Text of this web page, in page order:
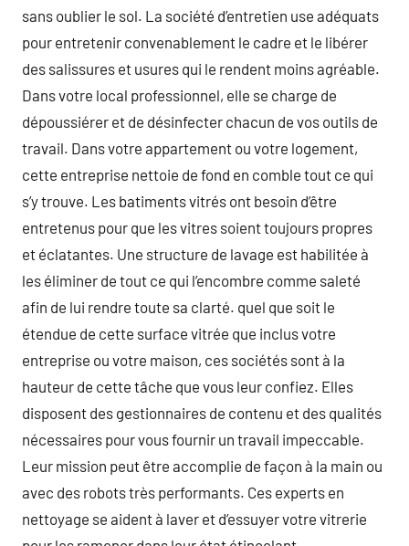
sans oublier le sol. La société d’entretien use adéquats
pour entretenir convenablement le cadre et le libérer
des salissures et usures qui le rendent moins agréable.
Dans votre local professionnel, elle se charge de
dépoussiérer et de désinfecter chacun de vos outils de
travail. Dans votre appartement ou votre logement,
cette entreprise nettoie de fond en comble tout ce qui
s’y trouve. Les batiments vitrés ont besoin d’être
entretenus pour que les vitres soient toujours propres
et éclatantes. Une structure de lavage est habilitée à
les éliminer de tout ce qui l’encombre comme saleté
afin de lui rendre toute sa clarté. quel que soit le
étendue de cette surface vitrée que inclus votre
entreprise ou votre maison, ces sociétés sont à la
hauteur de cette tâche que vous leur confiez. Elles
disposent des gestionnaires de contenu et des qualités
nécessaires pour vous fournir un travail impeccable.
Leur mission peut être accomplie de façon à la main ou
avec des robots très performants. Ces experts en
nettoyage se aident à laver et d’essuyer votre vitrerie